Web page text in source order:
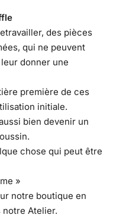
des pièces
qui ne peuvent
donner une
première de ces
initiale.
bien devenir un
chose qui peut être
»
notre boutique en
notre Atelier.